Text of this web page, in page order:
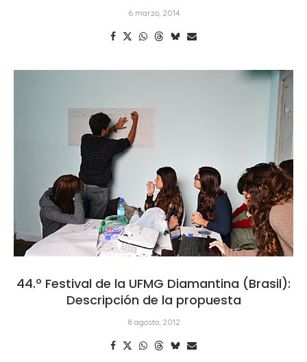
6 marzo, 2014
44.º Festival de la UFMG Diamantina (Brasil):
Descripción de la propuesta
8 agosto, 2012